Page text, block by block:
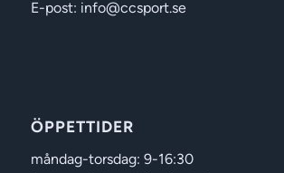
E-post: info@ccsport.se
ÖPPETTIDER
måndag-torsdag: 9-16:30